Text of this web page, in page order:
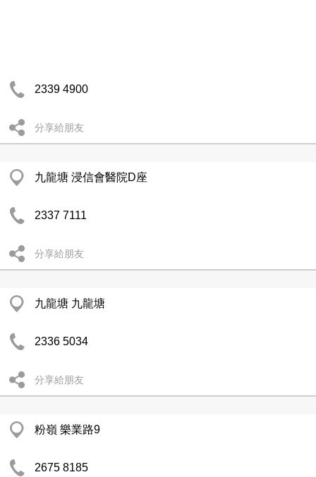
2339 4900
分享給朋友
九龍塘 浸信會醫院D座
2337 7111
分享給朋友
九龍塘 九龍塘
2336 5034
分享給朋友
粉嶺 樂業路9
2675 8185